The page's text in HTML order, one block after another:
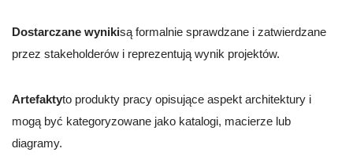
Dostarczane wynikisą formalnie sprawdzane i zatwierdzane
przez stakeholderów i reprezentują wynik projektów.
Artefaktyto produkty pracy opisujące aspekt architektury i
mogą być kategoryzowane jako katalogi, macierze lub
diagramy.